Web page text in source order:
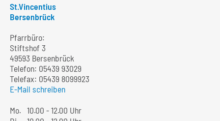
St.Vincentius
Bersenbrück
Pfarrbüro:
Stiftshof 3
49593 Bersenbrück
Telefon: 05439 93029
Telefax: 05439 8099923
E-Mail schreiben
Mo. 10.00 - 12.00 Uhr